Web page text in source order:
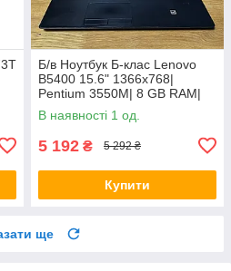
Б/в Ноутбук Б-клас Lenovo
B5400 15.6" 1366x768|
Pentium 3550M| 8 GB RAM|
128 GB SSD| HD
В наявності 1 од.
5 192 ₴ 5 292 ₴
Купити
ще